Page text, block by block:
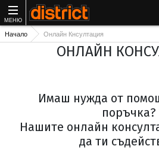
МЕНЮ
Начало Онлайн Кнсултация
ОНЛАЙН
Имаш нужда от
поръчка?
Нашите онлайн
да ти